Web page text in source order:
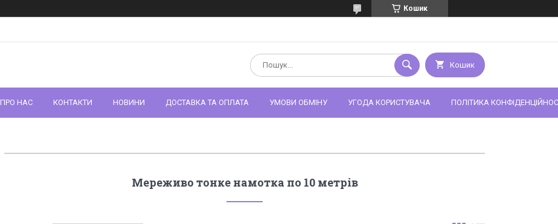
Кошик
Кошик
ПРО НАС КОНТАКТИ НОВИНИ ДОСТАВКА ТА ОПЛАТА УМОВИ ОБМІНУ УГОДА КОРИСТУВАЧА ПОЛІТИКА
Мереживо тонке намотка по 10 метрів